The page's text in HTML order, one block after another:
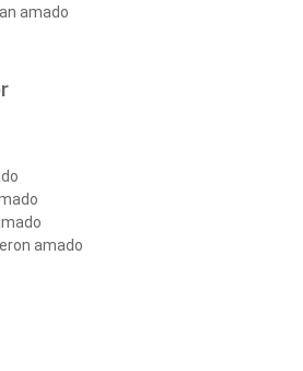
amado
amado